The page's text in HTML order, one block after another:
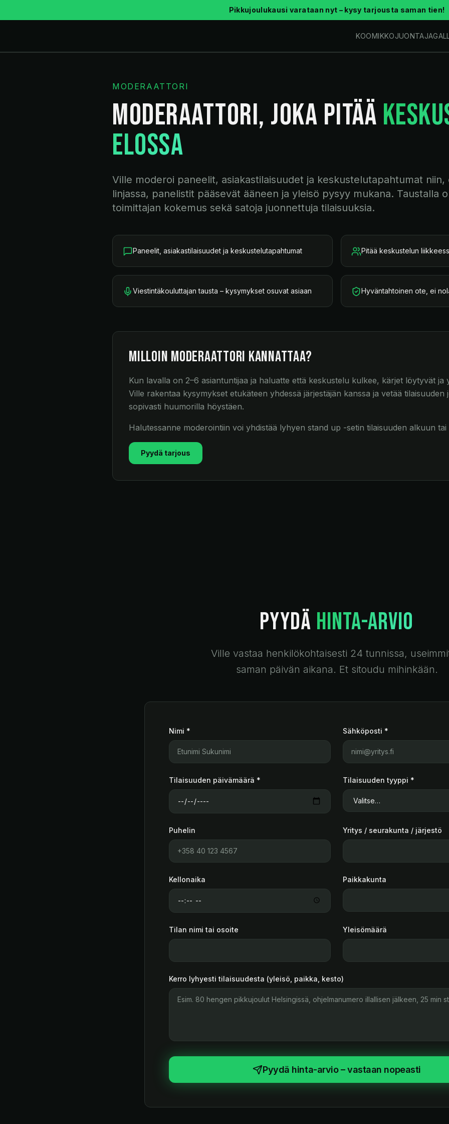
Pikkujoulukausi varataan nyt – kysy tarjousta saman tien!
KOOMIKKOJUONTAJA
MODERAATTORI
MODERAATTORI, JOKA PITÄÄ
ELOSSA
Ville moderoi paneelit, asiakastilaisuudet ja keskustelutapahtumat
linjassa, panelistit pääsevät ääneen ja yleisö pysyy mukana. Taustalla
toimittajan kokemus sekä satoja juonnettuja tilaisuuksia.
Paneelit, asiakastilaisuudet ja keskustelutapahtumat Pitää keskustelun
Viestintäkouluttajan tausta – kysymykset osuvat asiaan Hyväntahtoinen ote, ei
Milloin moderaattori kannattaa?
Kun lavalla on 2–6 asiantuntijaa ja haluatte että keskustelu kulkee, kärjet löytyvät ja
Ville rakentaa kysymykset etukäteen yhdessä järjestäjän kanssa ja vetää tilaisuuden
sopivasti huumorilla höystäen.
Halutessanne moderointiin voi yhdistää lyhyen stand up -setin tilaisuuden alkuun tai
Pyydä tarjous
PYYDÄ HINTA-ARVIO
Ville vastaa henkilökohtaisesti 24 tunnissa,
saman päivän aikana. Et sitoudu mihinkään.
Nimi * Sähköposti *
Tilaisuuden päivämäärä * Tilaisuuden tyyppi *
Puhelin Yritys / seurakunta / järjestö
Kellonaika Paikkakunta
Tilan nimi tai osoite Yleisömäärä
Kerro lyhyesti tilaisuudesta (yleisö, paikka, kesto)
Pyydä hinta-arvio – vastaan nopeasti